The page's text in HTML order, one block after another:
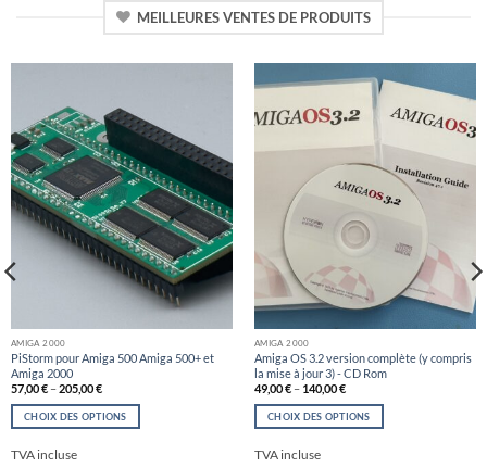
MEILLEURES VENTES DE PRODUITS
AMIGA 2000
PiStorm pour Amiga 500 Amiga 500+ et
Amiga 2000
57,00€–205,00€
CHOIX DES OPTIONS
produit
TVA incluse
AMIGA 2000
Amiga OS 3.2 version complète (y compris
la mise à jour 3) - CD Rom
49,00€– 140,00€
CHOIX DES OPTIONS
produit
TVA incluse